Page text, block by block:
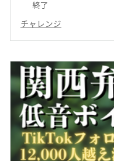
終了
チャレンジ